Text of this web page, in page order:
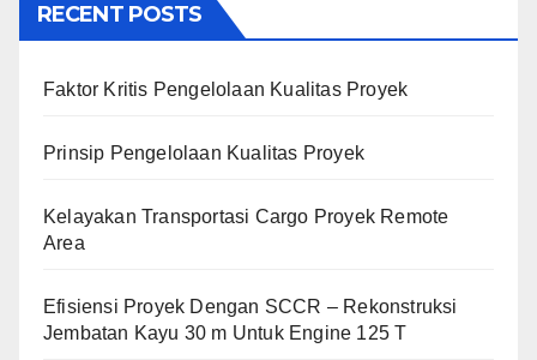
RECENT POSTS
Faktor Kritis Pengelolaan Kualitas Proyek
Prinsip Pengelolaan Kualitas Proyek
Kelayakan Transportasi Cargo Proyek Remote
Area
Efisiensi Proyek Dengan SCCR – Rekonstruksi
Jembatan Kayu 30 m Untuk Engine 125 T